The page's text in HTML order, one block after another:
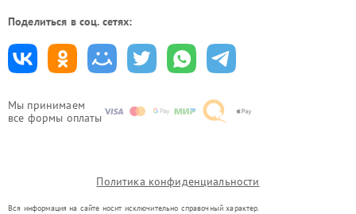
Мы принимаем
все формы оплаты
Поделиться в соц. сетях:
Политика конфиденциальности
Вся информация на сайте носит исключительно справочный характер.